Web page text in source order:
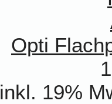
Opti
inkl. 19%